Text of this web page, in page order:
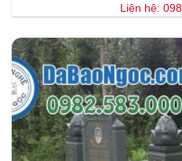
Liên hệ: